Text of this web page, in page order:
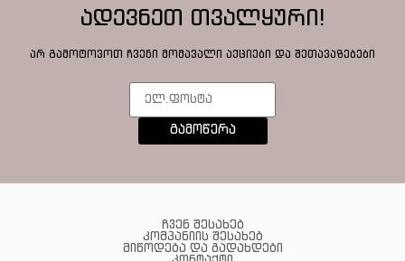
ადევნეთ თვალყური!
არ გამოტოვოთ ჩვენი მომავალი აქციები და შეთავაზებები
გამოწერა
ჩვენ შესახებ
კომპანიის შესახებ
მიწოდება და გადახდები